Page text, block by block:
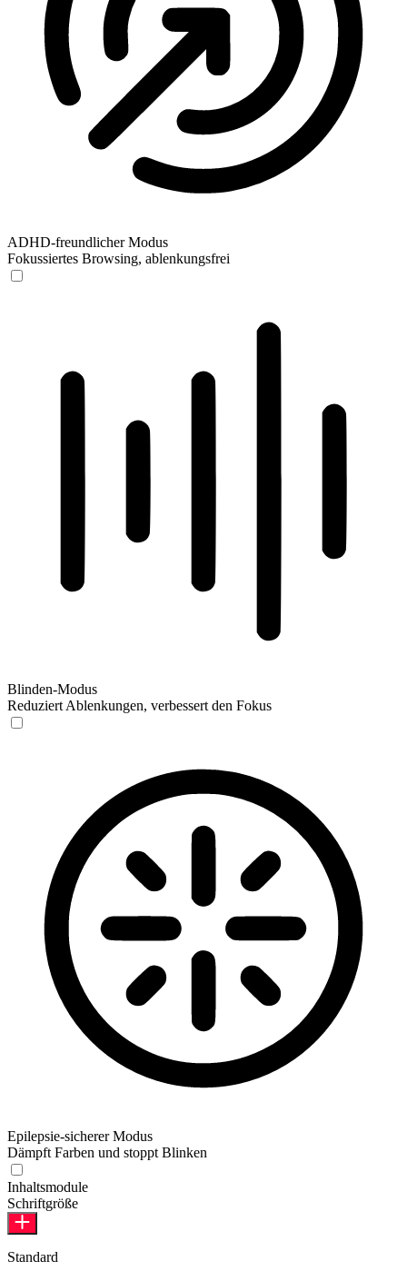
ADHD-freundlicher Modus
Fokussiertes Browsing, ablenkungsfrei
Blinden-Modus
Reduziert Ablenkungen, verbessert den Fokus
Epilepsie-sicherer Modus
Dämpft Farben und stoppt Blinken
Inhaltsmodule
Schriftgröße
Standard